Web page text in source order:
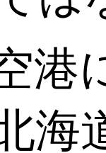
港
海